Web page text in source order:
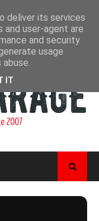
deliver its services
and user-agent are
and security
usage
IT